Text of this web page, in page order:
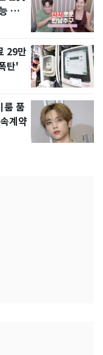
화
29만
탄'
룸 품
계약